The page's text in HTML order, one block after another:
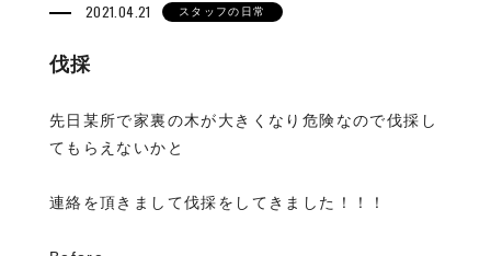
2021.04.21 スタッフの日常
伐採
先日某所で家裏の木が大きくなり危険なので伐採し
てもらえないかと
連絡を頂きまして伐採をしてきました！！！